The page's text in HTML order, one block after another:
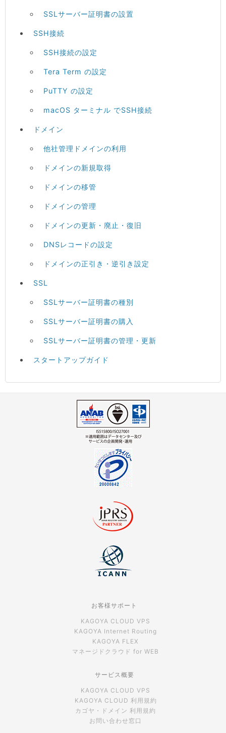
SSLサーバー証明書の設置
SSH接続
SSH接続の設定
Tera Term の設定
PuTTY の設定
macOS ターミナル でSSH接続
ドメイン
他社管理ドメインの利用
ドメインの新規取得
ドメインの移管
ドメインの管理
ドメインの更新・廃止・復旧
DNSレコードの設定
ドメインの正引き・逆引き設定
SSL
SSLサーバー証明書の種別
SSLサーバー証明書の購入
SSLサーバー証明書の管理・更新
スタートアップガイド
お客様サポート
KAGOYA CLOUD VPS
KAGOYA Internet Routing
KAGOYA FLEX
マネージドクラウド for WEB
サービス概要
KAGOYA CLOUD VPS
KAGOYA CLOUD 利用規約
カゴヤ・ドメイン 利用規約
お問い合わせ窓口